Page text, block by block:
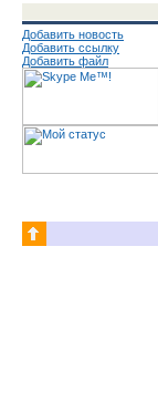
Добавить новость
Добавить ссылку
Добавить файл